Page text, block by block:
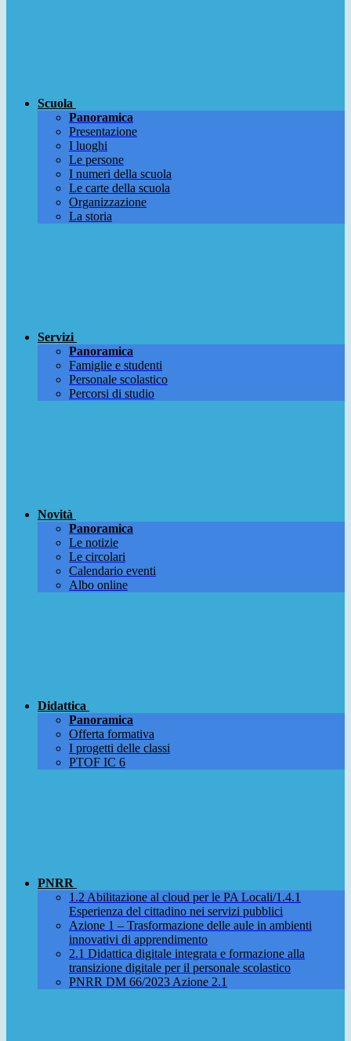
Scuola
Panoramica
Presentazione
I luoghi
Le persone
I numeri della scuola
Le carte della scuola
Organizzazione
La storia
Servizi
Panoramica
Famiglie e studenti
Personale scolastico
Percorsi di studio
Novità
Panoramica
Le notizie
Le circolari
Calendario eventi
Albo online
Didattica
Panoramica
Offerta formativa
I progetti delle classi
PTOF IC 6
PNRR
1.2 Abilitazione al cloud per le PA Locali/1.4.1
Esperienza del cittadino nei servizi pubblici
Azione 1 – Trasformazione delle aule in ambienti
innovativi di apprendimento
2.1 Didattica digitale integrata e formazione alla
transizione digitale per il personale scolastico
PNRR DM 66/2023 Azione 2.1